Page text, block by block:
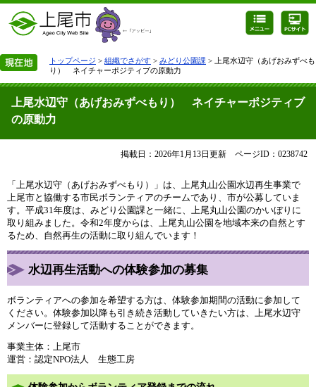
トップページ > 組織でさがす > みどり公園課 > 上尾水辺守（あげおみずべも
り） ネイチャーポジティブの原動力
上尾水辺守（あげおみずべもり） ネイチャーポジティブ
の原動力
掲載日：2026年1月13日更新 ページID：0238742
「上尾水辺守（あげおみずべもり）」は、上尾丸山公園水辺再生事業で
上尾市と協働する市民ボランティアのチームであり、市が公募していま
す。平成31年度は、みどり公園課と一緒に、上尾丸山公園のかいぼりに
取り組みました。令和2年度からは、上尾丸山公園を地域本来の自然とす
るため、自然再生の活動に取り組んでいます！
水辺再生活動への体験参加の募集
ボランティアへの参加を希望する方は、体験参加期間の活動に参加して
ください。体験参加以降も引き続き活動していきたい方は、上尾水辺守
メンバーに登録して活動することができます。
事業主体：上尾市
運営：認定NPO法人 生態工房